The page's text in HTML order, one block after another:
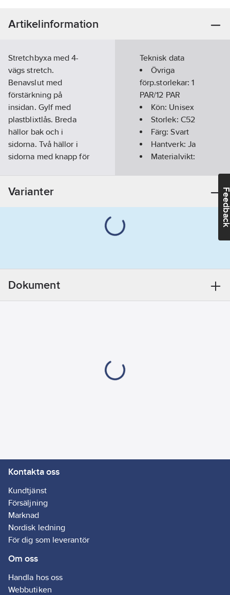
Artikelinformation
Stretchbyxa med 4-
vägs stretch.
Benavslut med
förstärkning på
insidan. Gylf med
plastblixtlås. Breda
hällor bak och i
sidorna. Två hällor i
sidorna med knapp för
Metallknappar.
Knivhållare med
Bakfickor med bälg.
Benficka med bälg
och lock med
karborreknäppning
pennficka.
CORDURA®-stretch-
förstärkta knäfickor.
Förstärkta spikfickor,
tumstocksficka,
bakfickor och
4-vägsstretch. Passar
till knäskyddsfickor
anpassade till
Teknisk data
Övriga
förp.storlekar:1
PAR/12 PAR
Kön: Unisex
Storlek: C52
Färg:Svart
Hantverk: Ja
Materialvikt:
Säsong:Året
Varianter
Dokument
Kontakta oss
Kundtjänst
Försäljning
Marknad
Nordisk ledning
För dig som leverantör
Om oss
Handla hos oss
Webbutiken